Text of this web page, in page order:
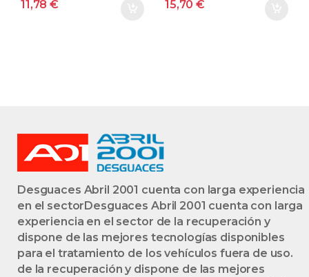
11,78€ 15,70€
Desguaces Abril 2001 cuenta con larga experiencia
en el sectorDesguaces Abril 2001 cuenta con larga
experiencia en el sector de la recuperación y
dispone de las mejores tecnologías disponibles
para el tratamiento de los vehículos fuera de uso.
de la recuperación y dispone de las mejores